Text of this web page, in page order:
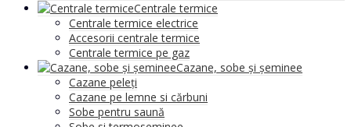
Centrale termice
Centrale termice electrice
Accesorii centrale termice
Centrale termice pe gaz
Cazane, sobe și șeminee
Cazane peleți
Cazane pe lemne si cărbuni
Sobe pentru saună